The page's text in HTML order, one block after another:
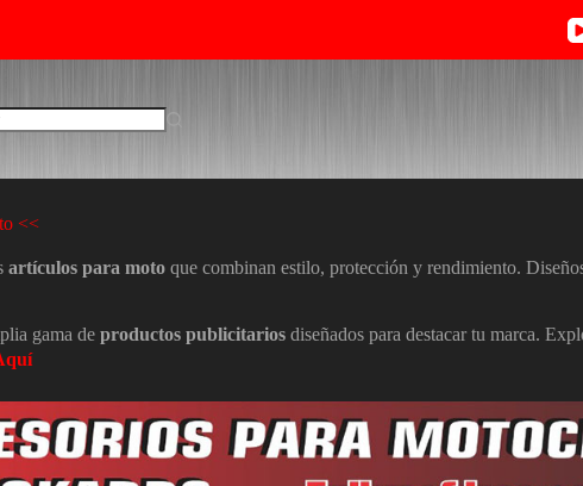
<<
artículos para moto que combinan estilo, protección y rendimiento.
gama deproductos publicitarios diseñados para destacar tu marca.